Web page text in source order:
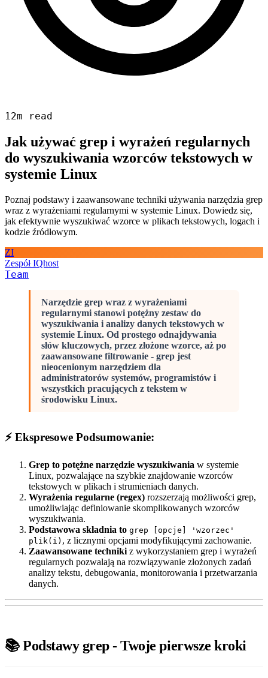
12m read
Jak używać grep i wyrażeń regularnych
do wyszukiwania wzorców tekstowych w
systemie Linux
Poznaj podstawy i zaawansowane techniki używania narzędzia grep
wraz z wyrażeniami regularnymi w systemie Linux. Dowiedz się,
jak efektywnie wyszukiwać wzorce w plikach tekstowych, logach i
kodzie źródłowym.
ZI
Zespół IQhost
Team
Narzędzie grep wraz z wyrażeniami
regularnymi stanowi potężny zestaw do
wyszukiwania i analizy danych tekstowych w
systemie Linux. Od prostego odnajdywania
słów kluczowych, przez złożone wzorce, aż po
zaawansowane filtrowanie - grep jest
nieocenionym narzędziem dla
administratorów systemów, programistów i
wszystkich pracujących z tekstem w
środowisku Linux.
⚡ Ekspresowe Podsumowanie:
Grep to potężne narzędzie wyszukiwania w systemie
Linux, pozwalające na szybkie znajdowanie wzorców
tekstowych w plikach i strumieniach danych.
Wyrażenia regularne (regex) rozszerzają możliwości grep,
umożliwiając definiowanie skomplikowanych wzorców
wyszukiwania.
Podstawowa składnia to grep [opcje] 'wzorzec'
plik(i) , z licznymi opcjami modyfikującymi zachowanie.
Zaawansowane techniki z wykorzystaniem grep i wyrażeń
regularnych pozwalają na rozwiązywanie złożonych zadań
analizy tekstu, debugowania, monitorowania i przetwarzania
danych.
📚 Podstawy grep - Twoje pierwsze kroki